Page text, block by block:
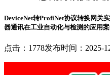
DeviceNet转ProfiNet协议转换网关
器通讯在工业自动化与检测的应用案
点击：1778发布时间：2025-